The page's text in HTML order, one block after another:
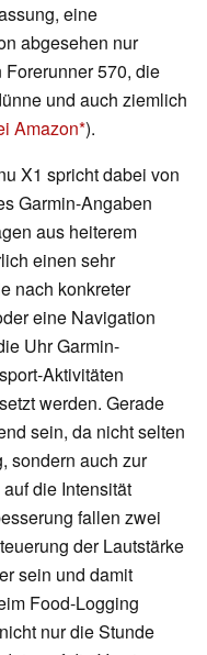
eine
abgesehen nur
570, die
und auch ziemlich
Amazon ).
X1 spricht dabei von
Garmin-Angaben
aus heiterem
einen sehr
nach konkreter
eine Navigation
Uhr Garmin-
Aktivitäten
werden. Gerade
sein, da nicht selten
sondern auch zur
die Intensität
fallen zwei
der Lautstärke
sein und damit
Food-Logging
nur die Stunde